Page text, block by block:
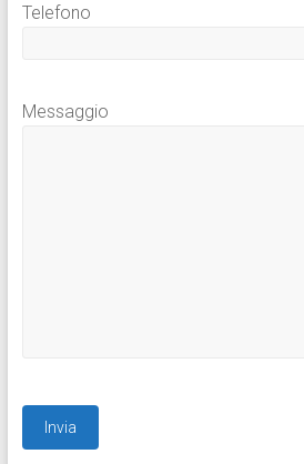
Telefono
Messaggio